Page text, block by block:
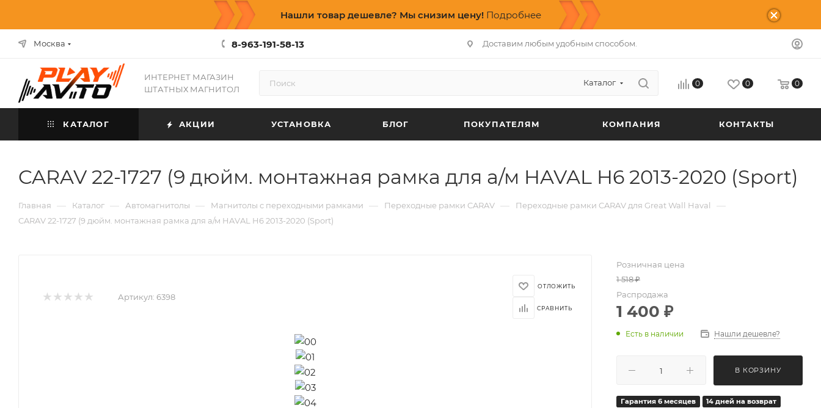
Нашли товар дешевле? Мы снизим цену! Подробнее
Москва 8-963-191-58-13 Доставим любым удобным способом.
ИНТЕРНЕТ МАГАЗИН
ШТАТНЫХ МАГНИТОЛ
Каталог 0 0 0
КАТАЛОГ АКЦИИ УСТАНОВКА БЛОГ ПОКУПАТЕЛЯМ КОМПАНИЯ КОНТАКТЫ
CARAV 22-1727 (9 дюйм. монтажная рамка для а/м HAVAL H6 2013-2020 (Sport)
Главная — Каталог — Автомагнитолы — Магнитолы с переходными рамками — Переходные рамки CARAV — Переходные рамки CARAV для Great Wall Haval —
CARAV 22-1727 (9 дюйм. монтажная рамка для а/м HAVAL H6 2013-2020 (Sport)
Артикул: 6398
Розничная цена
1 518₽
Распродажа
1 400 ₽
Есть в наличии Нашли дешевле?
В КОРЗИНУ
Гарантия 6 месяцев 14 дней на возврат